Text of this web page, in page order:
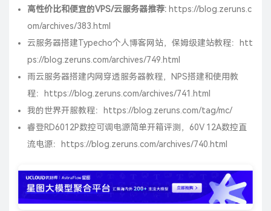
高性价比和便宜的VPS/云服务器推荐: https://blog.zeruns.c
om/archives/383.html
云服务器搭建Typecho个人博客网站，保姆级建站教程：
htt
ps://blog.zeruns.com/archives/749.html
雨云服务器搭建内网穿透服务器教程，NPS搭建和使用教
程：
https://blog.zeruns.com/archives/741.html
我的世界开服教程：
https://blog.zeruns.com/tag/mc/
睿登RD6012P数控可调电源简单开箱评测，60V 12A数控直
流电源：
https://blog.zeruns.com/archives/740.html